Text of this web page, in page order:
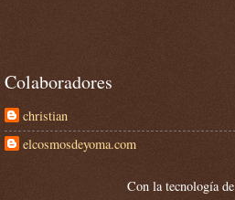
Colaboradores
christian
elcosmosdeyoma.com
Con la tecnología de